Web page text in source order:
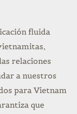
fluida
relaciones
a nuestros
para Vietnam
que